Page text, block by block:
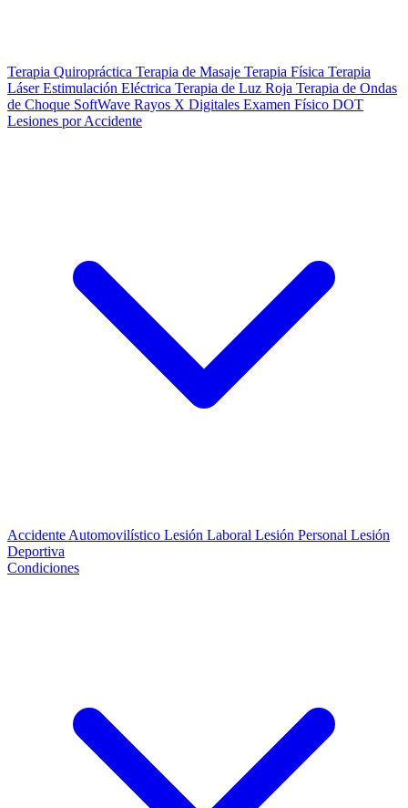
Terapia Quiropráctica Terapia de Masaje Terapia Física Terapia
LáserEstimulación Eléctrica Terapia de Luz Roja Terapia de Ondas
de Choque SoftWave Rayos X Digitales Examen Físico DOT
Lesiones por Accidente
Accidente Automovilístico Lesión Laboral Lesión Personal Lesión
Deportiva
Condiciones